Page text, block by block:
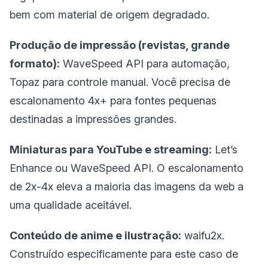
bem com material de origem degradado.
Produção de impressão (revistas, grande
formato): WaveSpeed API para automação,
Topaz para controle manual. Você precisa de
escalonamento 4x+ para fontes pequenas
destinadas a impressões grandes.
Miniaturas para YouTube e streaming: Let’s
Enhance ou WaveSpeed API. O escalonamento
de 2x-4x eleva a maioria das imagens da web a
uma qualidade aceitável.
Conteúdo de anime e ilustração: waifu2x.
Construído especificamente para este caso de